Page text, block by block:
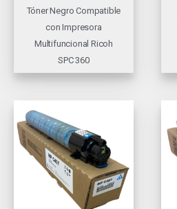
Tóner Negro Compatible
con Impresora
Multifuncional Ricoh
SPC 360